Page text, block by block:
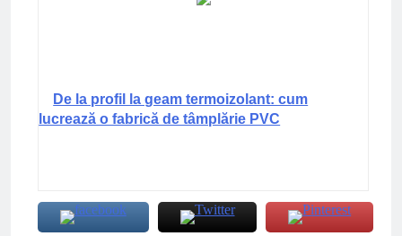
De la profil la geam termoizolant: cum
lucrează o fabrică de tâmplărie PVC